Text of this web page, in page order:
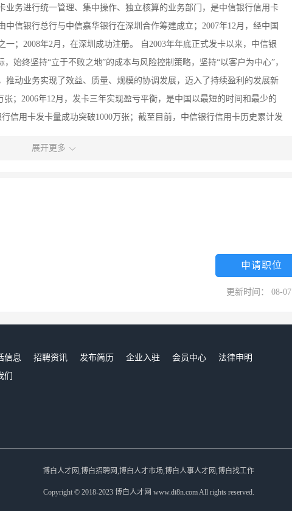
业务进行统一管理、集中操作、独立核算的业务部门，是中信银行信用卡
信银行总行与中信嘉华银行在深圳合作筹建成立；2007年12月，经中国
；2008年2月，在深圳成功注册。 自2003年年底正式发卡以来，中信银
始终坚持“立于不败之地”的成本与风险控制策略，坚持“以客户为中心”，
推动业务实现了效益、质量、规模的协调发展，迈入了持续盈利的发展新
；2006年12月，发卡三年实现盈亏平衡，是中国以最短的时间和最少的
信用卡发卡量成功突破1000万张；截至目前，中信银行信用卡历史累计发
力的股份制商业银行信用卡中心之一。凭借雄厚的客户基础、优质的服务
银行”等权威殊荣。 因为自信，所以信任。未来，中信银行信用卡将继续
明天会伴随整个中国经济的发展脚步，更加精彩。
展开更多
申请职位
更新时间： 08-07
信息 招聘资讯 发布简历 企业入驻 会员中心
法律申明
们
博白人才网,博白招聘网,博白人才市场,博白人事人才网,博白找工作
Copyright © 2018-2023 博白人才网 www.dt8n.com All rights reserved.